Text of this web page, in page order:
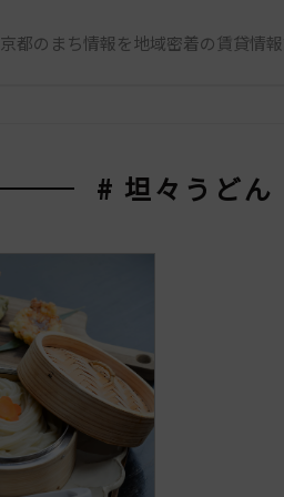
京都のまち情報を地域密着の賃貸情
# 坦々うどん